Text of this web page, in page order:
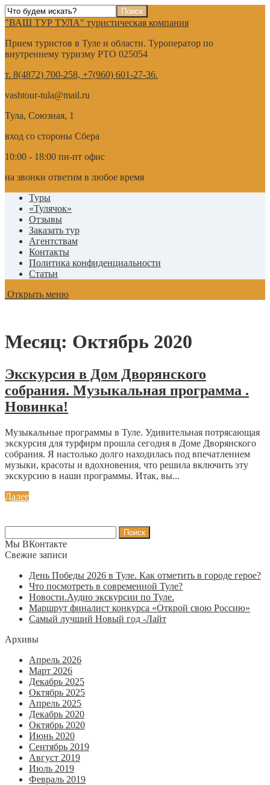
"ВАШ ТУР ТУЛА" туристическая компания
Прием туристов в Туле и области. Туроператор по
внутреннему туризму РТО 025054
т. 8(4872) 700-258, +7(960) 601-27-36.
vashtour-tula@mail.ru
Тула, Союзная, 1
вход со стороны Сбера
10:00 - 18:00 пн-пт офис
на звонки ответим в любое время
Туры
«Тулячок»
Отзывы
Заказать тур
Агентствам
Контакты
Политика конфиденциальности
Статьи
Открыть меню
Месяц: Октябрь 2020
Экскурсия в Дом Дворянского
собрания. Музыкальная программа .
Новинка!
Музыкальные программы в Туле. Удивительная потрясающая
экскурсия для турфирм прошла сегодня в Доме Дворянского
собрания. Я настолько долго находилась под впечатлением
музыки, красоты и вдохновения, что решила включить эту
экскурсию в наши программы. Итак, вы...
Далее
Мы ВКонтакте
Свежие записи
День Победы 2026 в Туле. Как отметить в городе герое?
Что посмотреть в современной Туле?
Новости.Аудио экскурсии по Туле.
Маршрут финалист конкурса «Открой свою Россию»
Самый лучший Новый год -Лайт
Архивы
Апрель 2026
Март 2026
Декабрь 2025
Октябрь 2025
Апрель 2025
Декабрь 2020
Октябрь 2020
Июнь 2020
Сентябрь 2019
Август 2019
Июль 2019
Февраль 2019